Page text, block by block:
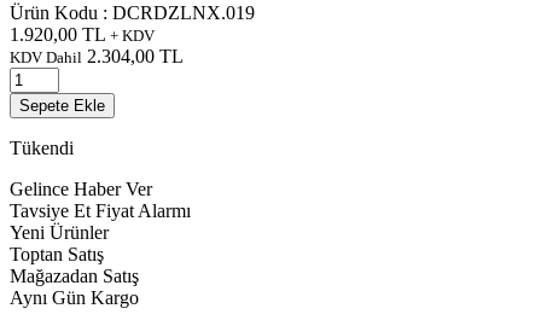
Ürün Kodu : DCRDZLNX.019
1.920,00 TL + KDV
KDV Dahil 2.304,00 TL
Sepete Ekle
Tükendi
Gelince Haber Ver
Tavsiye Et Fiyat Alarmı
Yeni Ürünler
Toptan Satış
Mağazadan Satış
Aynı Gün Kargo